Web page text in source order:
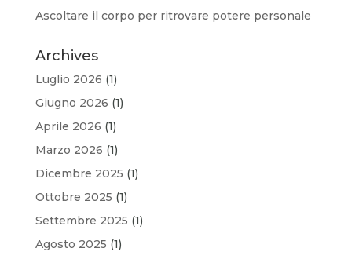
Ascoltare il corpo per ritrovare potere personale
Archives
Luglio 2026 (1)
Giugno 2026 (1)
Aprile 2026 (1)
Marzo 2026 (1)
Dicembre 2025 (1)
Ottobre 2025 (1)
Settembre 2025 (1)
Agosto 2025 (1)